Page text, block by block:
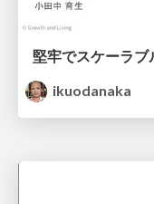
堅牢でスケーラブ
ikuodanaka